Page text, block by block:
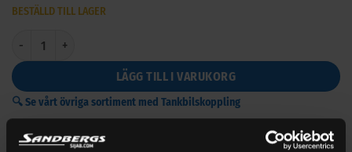
BESTÄLLD TILL LAGER
LÄGG TILL I VARUKORG
🔍 Se vårt övriga sortiment med Tankbilskoppling